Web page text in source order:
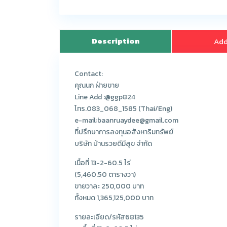
Description
Contact:
คุณนก ฝ่ายขาย
Line Add :@ggp824
โทร.083_068_1585 (Thai/Eng)
e-mail:baanruaydee@gmail.com
ที่ปรึกษาการลงทุนอสังหาริมทรัพย์
บริษัท บ้านรวยดีมีสุข จำกัด
เนื้อที่ 13-2-60.5 ไร่
(5,460.50 ตารางวา)
ขายวาละ 250,000 บาท
ทั้งหมด 1,365,125,000 บาท
รายละเอียด/รหัส68135